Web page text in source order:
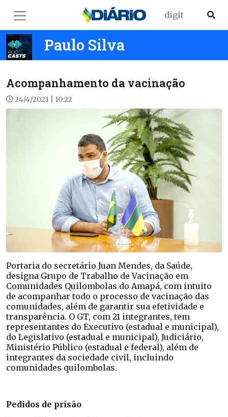
Paulo Silva
Acompanhamento da vacinação
24/4/2021 | 10:22
Portaria do secretário Juan Mendes, da Saúde,
designa Grupo de Trabalho de Vacinação em
Comunidades Quilombolas do Amapá, com intuito
de acompanhar todo o processo de vacinação das
comunidades, além de garantir sua efetividade e
transparência. O GT, com 21 integrantes, tem
representantes do Executivo (estadual e municipal),
do Legislativo (estadual e municipal), Judiciário,
Ministério Público (estadual e federal), além de
integrantes da sociedade civil, incluindo
comunidades quilombolas.
Pedidos de prisão